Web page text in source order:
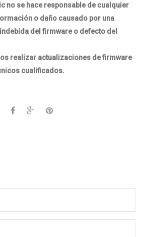
no se hace responsable de cualquier
o daño causado por una
del firmware o defecto del
realizar actualizaciones de firmware
cualificados.